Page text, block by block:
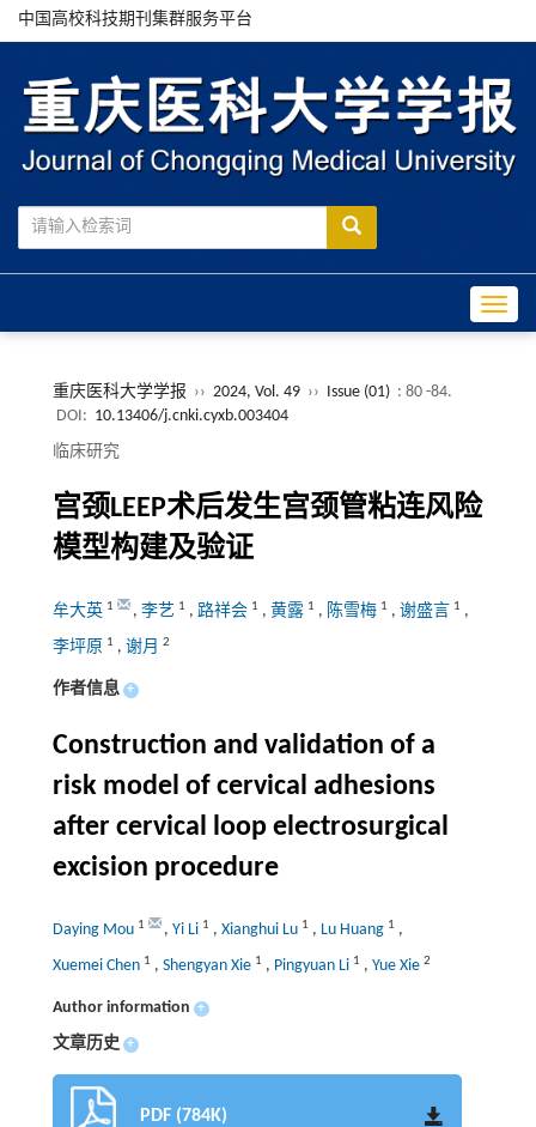
中国高校科技期刊集群服务平台
重庆医科大学学报 ›› 2024, Vol. 49 ›› Issue (01) : 80 -84.
DOI: 10.13406/j.cnki.cyxb.003404
临床研究
宫颈LEEP术后发生宫颈管粘连风险
模型构建及验证
牟大英 1 , 李艺 1 , 路祥会 1 , 黄露 1 , 陈雪梅 1 , 谢盛言 1 ,
李坪原 1 , 谢月 2
作者信息 +
Construction and validation of a
risk model of cervical adhesions
after cervical loop electrosurgical
excision procedure
Daying Mou 1 , Yi Li 1 , Xianghui Lu 1 , Lu Huang 1 ,
Xuemei Chen 1 , Shengyan Xie 1 , Pingyuan Li 1 , Yue Xie 2
Author information +
文章历史 +
PDF (784K)